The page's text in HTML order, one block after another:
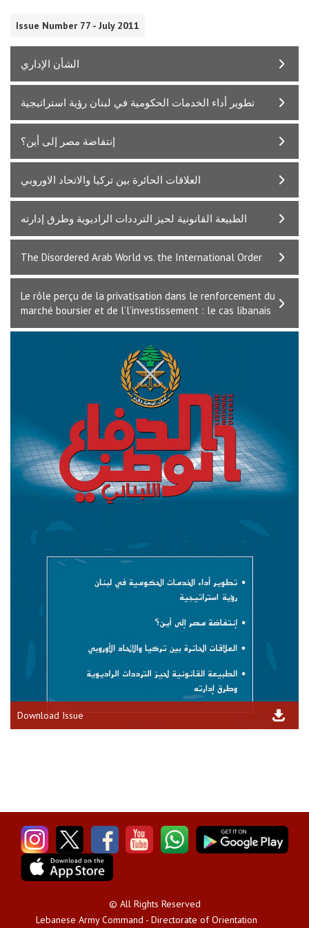
Issue Number 77 - July 2011
الشأن الإداري
تطوير أداء الخدمات الحكومية في لبنان رؤية استراتيجية
إنتفاضة مصر إلى أين؟
­­­­العلاقات الحائرة بين تركيا والاتحاد الاوروبي
الطبيعة القانونية لحيز الترددات الراديوية وطرق إدارته
The Disordered Arab World vs. the International Order
Le rôle perçu de la privatisation dans le renforcement du
marché boursier et de l’l’investissement : le cas libanais
Download Issue
© All Rights Reserved
Lebanese Army Command - Directorate of Orientation